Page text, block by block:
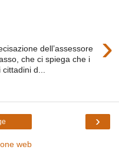
›
dell’assessore
che ci spiega che i
d...
›
web